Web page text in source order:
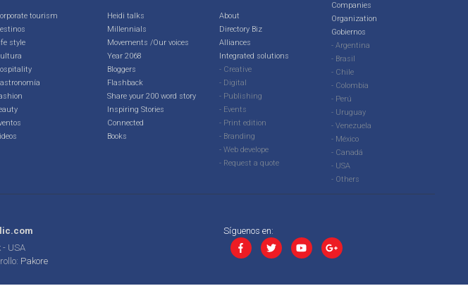
tourism
style
Heidi talks
Millennials
Movements /Our voices
Year 2068
Bloggers
Flashback
Share your 200 word story
Inspiring Stories
Connected
Books
About
Directory Biz
Alliances
Integrated solutions
- Creative
- Digital
- Publishing
- Events
- Print edition
- Branding
- Web develope
- Request a quote
Companies
Organization
Gobiernos
- Argentina
- Brasil
- Chile
- Colombia
- Perú
- Uruguay
- Venezuela
- México
- Canadá
- USA
- Others
- USA
Pakore
Síguenos en: